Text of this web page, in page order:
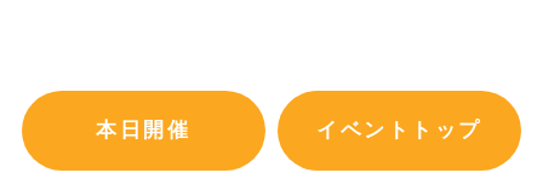
本日開催 イベントトップ